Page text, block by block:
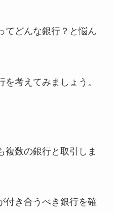
てどんな銀行？と悩ん
考えてみましょう。
複数の銀行と取引しま
付き合うべき銀行を確